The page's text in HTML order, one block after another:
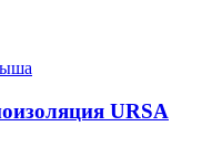
URSA